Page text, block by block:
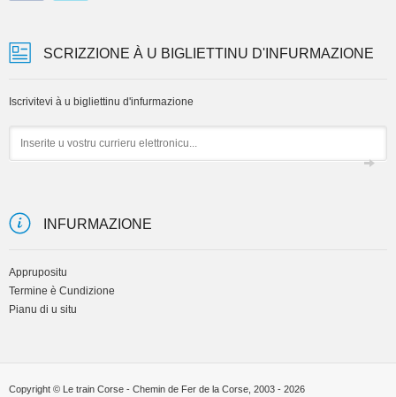
SCRIZZIONE À U BIGLIETTINU D'INFURMAZIONE
Iscrivitevi à u bigliettinu d'infurmazione
INFURMAZIONE
Apprupositu
Termine è Cundizione
Pianu di u situ
Copyright © Le train Corse - Chemin de Fer de la Corse, 2003 - 2026